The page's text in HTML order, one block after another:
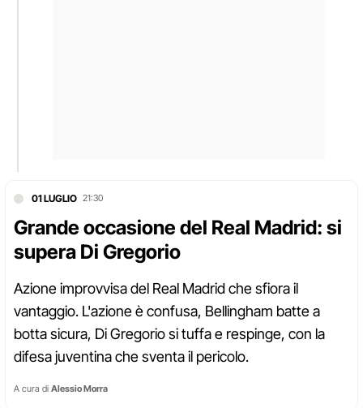
01 LUGLIO 21:30
Grande occasione del Real Madrid: si
supera Di Gregorio
Azione improvvisa del Real Madrid che sfiora il
vantaggio. L'azione è confusa, Bellingham batte a
botta sicura, Di Gregorio si tuffa e respinge, con la
difesa juventina che sventa il pericolo.
A cura di Alessio Morra